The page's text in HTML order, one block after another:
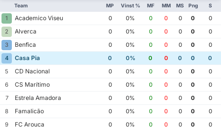
Team MP Vinst % MF MM MS Png S
1 Academico Viseu 0 0% 0 0 0 0
0
2
Alverca 0 0% 0 0 0 0
0
3
Benfica 0 0% 0 0 0 0
0
4
Casa Pia 0 0% 0 0 0 0
0
5
CD Nacional 0 0% 0 0 0 0
0
6
CS Marítimo 0 0% 0 0 0 0
0
7
Estrela Amadora 0 0% 0 0 0 0
0
8
Famalicão 0 0% 0 0 0 0
0
9
FC Arouca 0 0% 0 0 0 0
0